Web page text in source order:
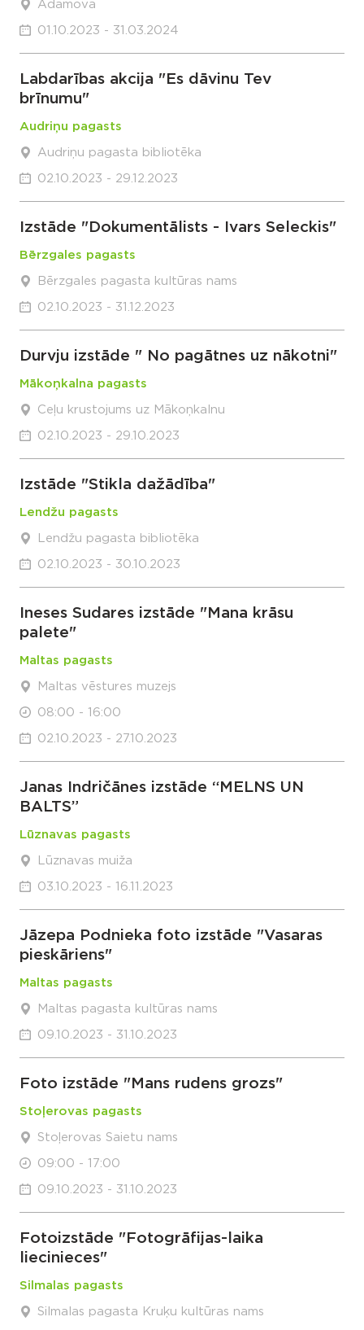
Adamova
01.10.2023 - 31.03.2024
Labdarības akcija "Es dāvinu Tev
brīnumu"
Audriņu pagasts
Audriņu pagasta bibliotēka
02.10.2023 - 29.12.2023
Izstāde "Dokumentālists - Ivars Seleckis"
Bērzgales pagasts
Bērzgales pagasta kultūras nams
02.10.2023 - 31.12.2023
Durvju izstāde " No pagātnes uz nākotni"
Mākoņkalna pagasts
Ceļu krustojums uz Mākoņkalnu
02.10.2023 - 29.10.2023
Izstāde "Stikla dažādība"
Lendžu pagasts
Lendžu pagasta bibliotēka
02.10.2023 - 30.10.2023
Ineses Sudares izstāde "Mana krāsu
palete"
Maltas pagasts
Maltas vēstures muzejs
08:00 - 16:00
02.10.2023 - 27.10.2023
Janas Indričānes izstāde “MELNS UN
BALTS”
Lūznavas pagasts
Lūznavas muiža
03.10.2023 - 16.11.2023
Jāzepa Podnieka foto izstāde "Vasaras
pieskāriens"
Maltas pagasts
Maltas pagasta kultūras nams
09.10.2023 - 31.10.2023
Foto izstāde "Mans rudens grozs"
Stoļerovas pagasts
Stoļerovas Saietu nams
09:00 - 17:00
09.10.2023 - 31.10.2023
Fotoizstāde "Fotogrāfijas-laika
liecinieces"
Silmalas pagasts
Silmalas pagasta Kruķu kultūras nams